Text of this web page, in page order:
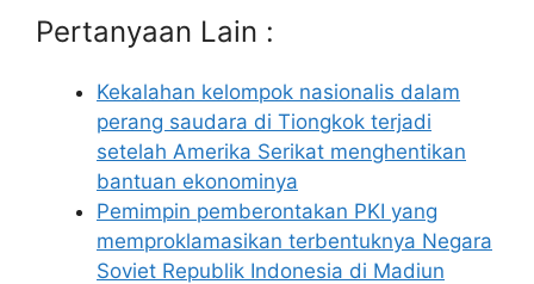
Pertanyaan Lain :
Kekalahan kelompok nasionalis dalam
perang saudara di Tiongkok terjadi
setelah Amerika Serikat menghentikan
bantuan ekonominya
Pemimpin pemberontakan PKI yang
memproklamasikan terbentuknya Negara
Soviet Republik Indonesia di Madiun